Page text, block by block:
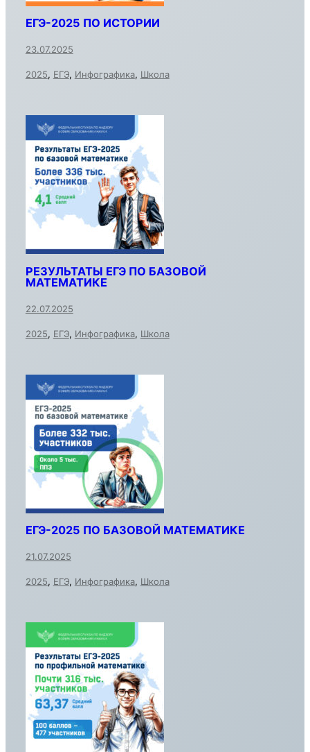
ЕГЭ-2025 ПО ИСТОРИИ
23.07.2025
2025, ЕГЭ, Инфографика, Школа
РЕЗУЛЬТАТЫ ЕГЭ ПО БАЗОВОЙ
МАТЕМАТИКЕ
22.07.2025
2025, ЕГЭ, Инфографика, Школа
ЕГЭ-2025 ПО БАЗОВОЙ МАТЕМАТИКЕ
21.07.2025
2025, ЕГЭ, Инфографика, Школа